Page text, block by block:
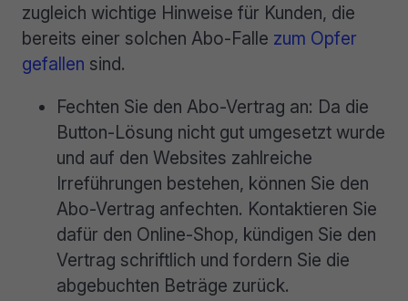
zugleich wichtige Hinweise für Kunden, die
bereits einer solchen Abo-Falle zum Opfer
gefallen sind.
Fechten Sie den Abo-Vertrag an: Da die
Button-Lösung nicht gut umgesetzt wurde
und auf den Websites zahlreiche
Irreführungen bestehen, können Sie den
Abo-Vertrag anfechten. Kontaktieren Sie
dafür den Online-Shop, kündigen Sie den
Vertrag schriftlich und fordern Sie die
abgebuchten Beträge zurück.